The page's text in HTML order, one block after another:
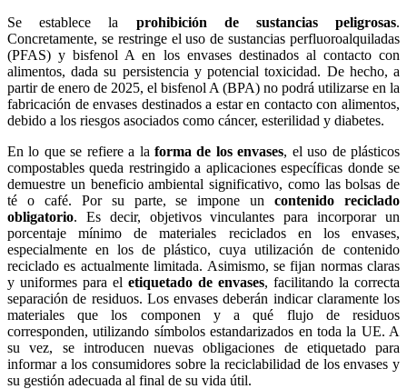
Se establece la prohibición de sustancias peligrosas.
Concretamente, se restringe el uso de sustancias perfluoroalquiladas
(PFAS) y bisfenol A en los envases destinados al contacto con
alimentos, dada su persistencia y potencial toxicidad. De hecho, a
partir de enero de 2025, el bisfenol A (BPA) no podrá utilizarse en la
fabricación de envases destinados a estar en contacto con alimentos,
debido a los riesgos asociados como cáncer, esterilidad y diabetes.
En lo que se refiere a la forma de los envases, el uso de plásticos
compostables queda restringido a aplicaciones específicas donde se
demuestre un beneficio ambiental significativo, como las bolsas de
té o café. Por su parte, se impone uncontenido reciclado
obligatorio. Es decir, objetivos vinculantes para incorporar un
porcentaje mínimo de materiales reciclados en los envases,
especialmente en los de plástico, cuya utilización de contenido
reciclado es actualmente limitada. Asimismo, se fijan normas claras
y uniformes para el etiquetado de envases, facilitando la correcta
separación de residuos. Los envases deberán indicar claramente los
materiales que los componen y a qué flujo de residuos
corresponden, utilizando símbolos estandarizados en toda la UE. A
su vez, se introducen nuevas obligaciones de etiquetado para
informar a los consumidores sobre la reciclabilidad de los envases y
su gestión adecuada al final de su vida útil.